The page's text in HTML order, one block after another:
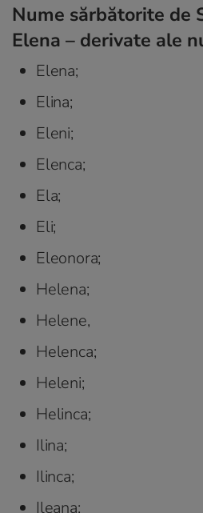
Nume sărbătorite de
Elena – derivate ale
Elena;
Elina;
Eleni;
Elenca;
Ela;
Eli;
Eleonora;
Helena;
Helene,
Helenca;
Heleni;
Helinca;
Ilina;
Ilinca;
Ileana;